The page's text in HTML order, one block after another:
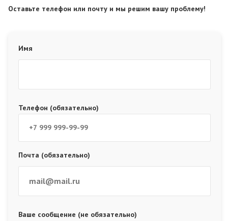
Оставьте телефон или почту и мы решим вашу проблему!
Имя
Телефон (обязательно)
Почта (обязательно)
Ваше сообщение (не обязательно)